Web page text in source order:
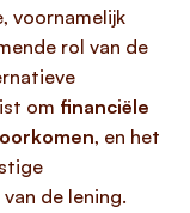
voornamelijk
rol van de
om financiële
, en het
de lening.